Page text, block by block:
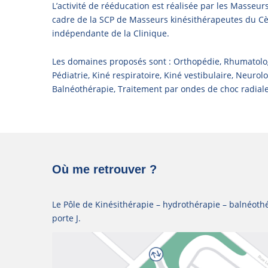
L’activité de rééducation est réalisée par les
cadre de la SCP de Masseurs kinésithérapeutes du
indépendante de la Clinique.
Les domaines proposés sont : Orthopédie,
Pédiatrie, Kiné respiratoire, Kiné vestibulaire,
Balnéothérapie, Traitement par ondes de choc
Où me retrouver ?
Le Pôle de Kinésithérapie – hydrothérapie –
porte J.